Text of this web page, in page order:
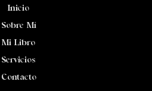
Inicio
Sobre Mí
Mi Libro
Servicios
Contacto